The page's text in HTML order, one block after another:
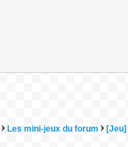
Les mini-jeux du forum